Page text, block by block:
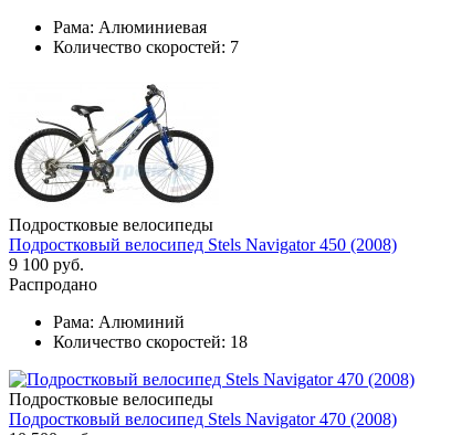
Рама: Алюминиевая
Количество скоростей: 7
Подростковые велосипеды
Подростковый велосипед Stels Navigator 450 (2008)
9 100 руб.
Распродано
Рама: Алюминий
Количество скоростей: 18
Подростковые велосипеды
Подростковый велосипед Stels Navigator 470 (2008)